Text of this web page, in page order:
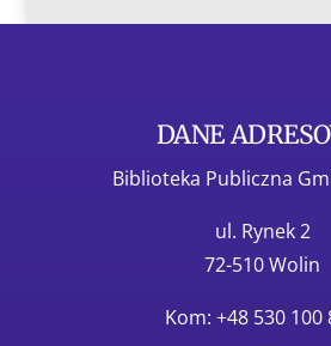
DANE
Biblioteka Publiczna
ul. Rynek 2
72-510 Wolin
Kom: +48 530 100